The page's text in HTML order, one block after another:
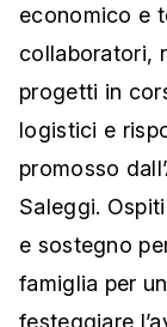
economico e
collaboratori,
progetti in
logistici e
promosso
Saleggi.
e sostegno
famiglia per